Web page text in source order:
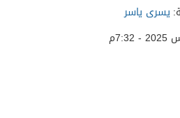
يسرى ياسر